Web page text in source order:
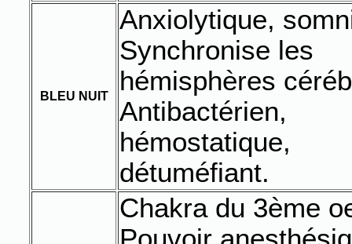
BLEU NUIT
Anxiolytique,
Synchronise les
hémisphères
Antibactérien,
hémostatique,
détuméfiant.
Chakra du 3ème